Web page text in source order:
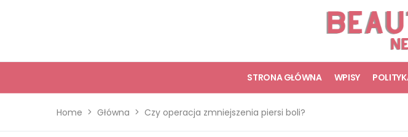
STRONA GŁÓWNA WPISY
Home Główna Czy operacja zmniejszenia piersi boli?